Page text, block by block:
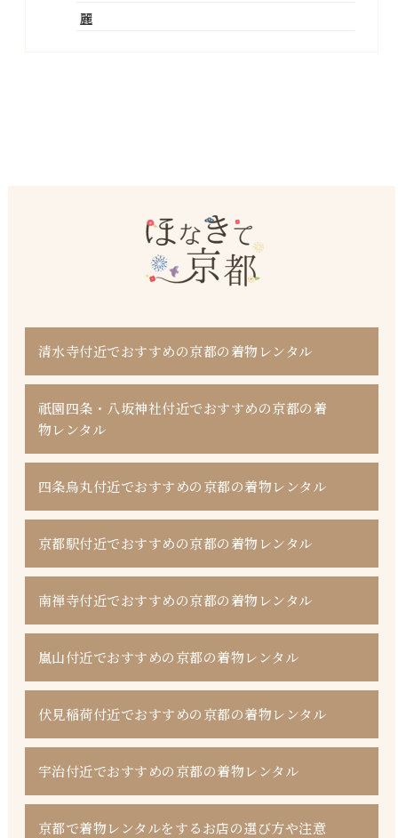
麗
清水寺付近でおすすめの京都の着物レンタル
祇園四条・八坂神社付近でおすすめの京都の着
物レンタル
四条烏丸付近でおすすめの京都の着物レンタル
京都駅付近でおすすめの京都の着物レンタル
南禅寺付近でおすすめの京都の着物レンタル
嵐山付近でおすすめの京都の着物レンタル
伏見稲荷付近でおすすめの京都の着物レンタル
宇治付近でおすすめの京都の着物レンタル
京都で着物レンタルをするお店の選び方や注意